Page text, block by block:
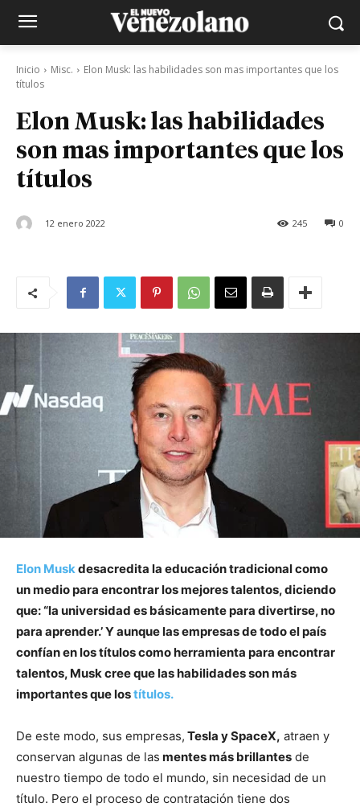
Inicio Misc.
Elon Musk: las habilidades son mas importantes que los
títulos
Elon Musk: las habilidades
son mas importantes que los
títulos
12 enero 2022 0
245
Elon Muskdesacredita la educación tradicional como
un medio para encontrar los mejores talentos, diciendo
que: “la universidad es básicamente para divertirse, no
para aprender.’ Y aunque las empresas de todo el país
confían en los títulos como herramienta para encontrar
talentos, Musk cree que las habilidades son más
importantes que lostítulos.
De este modo, sus empresas, Tesla y SpaceX, atraen y
conservan algunas de las mentes más brillantes de
nuestro tiempo de todo el mundo, sin necesidad de un
título. Pero el proceso de contratación tiene dos